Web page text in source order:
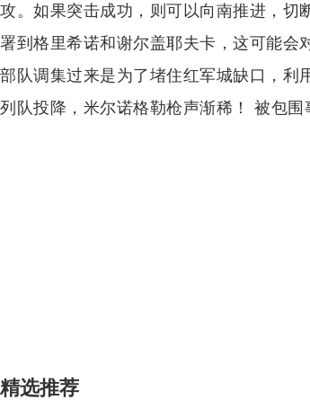
攻。如果突击成功，则可以向南推进，切
署到格里希诺和谢尔盖耶夫卡，这可能会
部队调集过来是为了堵住红军城缺口，利
列队投降，米尔诺格勒枪声渐稀！ 被包围
精选推荐